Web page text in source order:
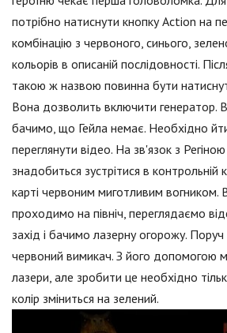
потрібно натиснути кнопку Action на
комбінацію з червоного, синього,
кольорів в описаній послідовності.
такою ж назвою повинна бути
Вона дозволить включити генератор.
бачимо, що Гейла немає. Необхідно
переглянути відео. На зв'язок з
знадобиться зустрітися в контрольній
карті червоним миготливим вогником.
проходимо на північ, переглядаємо
захід і бачимо лазерну огорожу.
червоний вимикач. З його допомогою
лазери, але зробити це необхідно
колір зміниться на зелений.